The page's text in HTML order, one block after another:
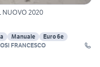
NUOVO 2020
Manuale
Euro 6e
FRANCESCO